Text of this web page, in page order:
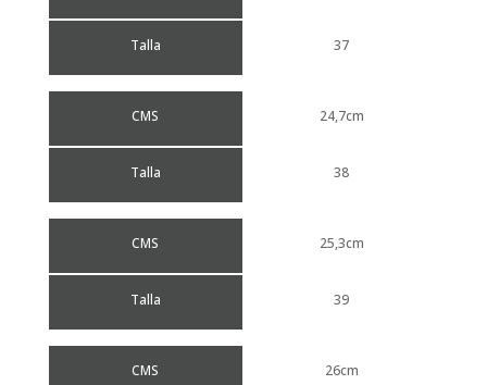
Talla 37
CMS
Talla
24,7cm
38
CMS
Talla
25,3cm
39
CMS 26cm